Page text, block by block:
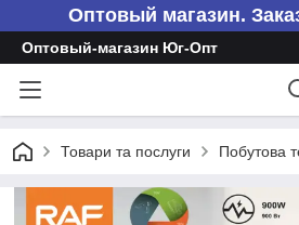
Оптовый магазин.
Оптовый-магазин Юг-Опт
Товари та послуги Побутова